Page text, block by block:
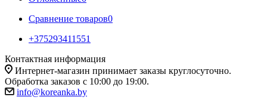
Сравнение товаров0
+375293411551
Контактная информация
Интернет-магазин принимает заказы круглосуточно.
Обработка заказов с 10:00 до 19:00.
info@koreanka.by